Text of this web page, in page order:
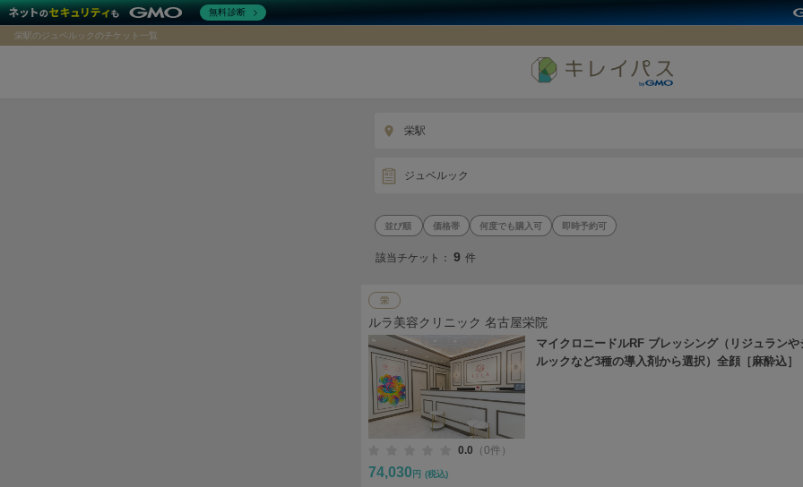
栄駅のジュベルックのチケット一覧
栄駅
ジュベルック
価格帯 何度でも購入可 即時予約可
該当チケット：9 件
栄
ルラ美容クリニック 名古屋栄院
マイクロニードルRF ブレッシング（リジュランや
ルックなど3種の導入剤から選択）全顔［麻酔込］
0.0 （0件）
74,030 円 (税込)
無料診断